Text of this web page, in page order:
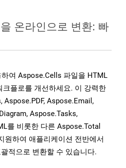
온라인으로 변환: 빠
여 Aspose.Cells 파일을 HTML
플로를 개선하세요. 이 강력한
Aspose.PDF, Aspose.Email,
Aspose.Tasks,
를 비롯한 다른 Aspose.Total
원하여 애플리케이션 전반에서
적으로 변환할 수 있습니다.